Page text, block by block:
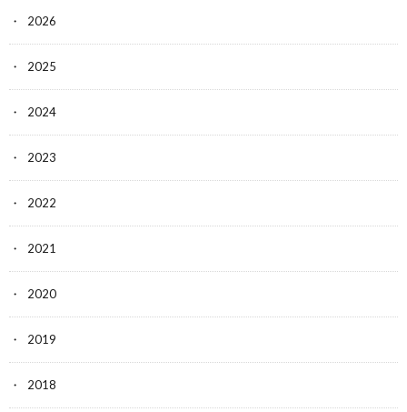
2026
2025
2024
2023
2022
2021
2020
2019
2018